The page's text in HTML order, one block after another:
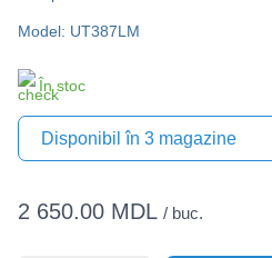
Model: UT387LM
În stoc
Disponibil în 3 magazine
2 650.00 MDL / buc.